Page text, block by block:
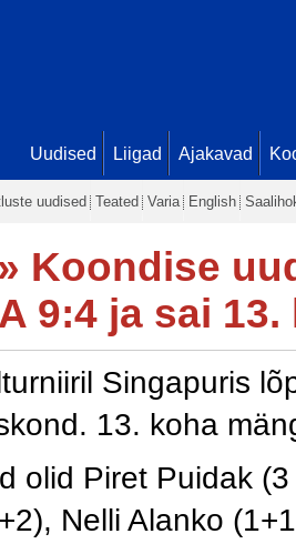
Uudised Liigad Ajakavad
uudised Teated Varia English
Koondise
9:4 ja sai
Singapuris
13. koha
olid Piret Puidak
Nelli Alanko